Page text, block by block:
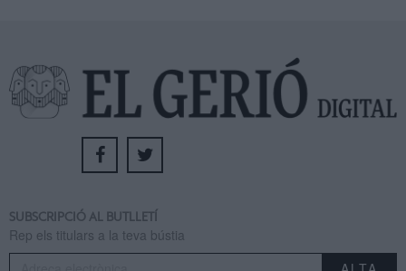
SUBSCRIPCIÓ AL BUTLLETÍ
Rep els titulars a la teva bústia